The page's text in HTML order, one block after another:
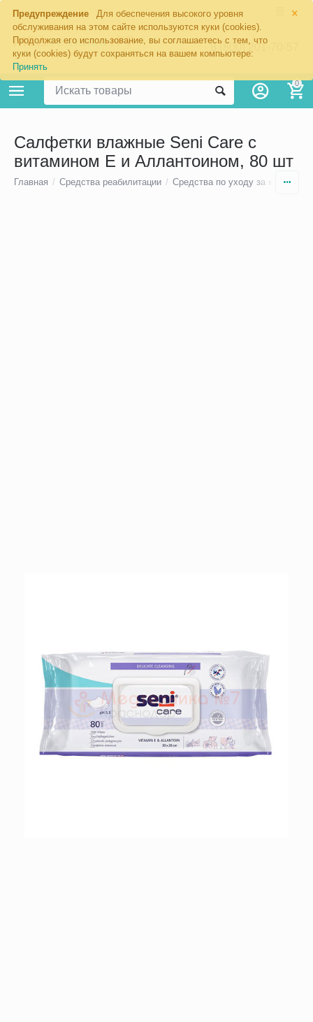
×
Предупреждение
Для обеспечения высокого уровня
обслуживания на этом сайте используются куки (cookies).
Продолжая его использование, вы соглашаетесь с тем, что
куки (cookies) будут сохраняться на вашем компьютере:
Принять
8 (800) 201-70-57
0
Салфетки влажные Seni Care с
витамином E и Аллантоином, 80 шт
Главная / Средства реабилитации / Средства по уходу за кожей